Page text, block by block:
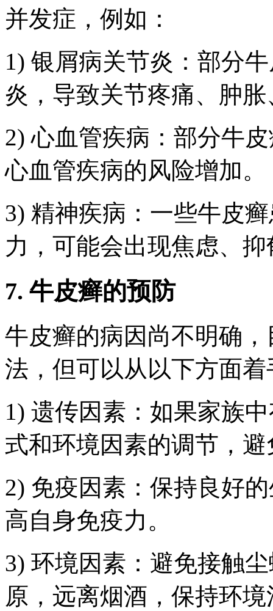
并发症，例如：
1) 银屑病关节炎：部分
炎，导致关节疼痛、肿
2) 心血管疾病：部分牛
心血管疾病的风险增加。
3) 精神疾病：一些牛皮
力，可能会出现焦虑、
7. 牛皮癣的预防
牛皮癣的病因尚不明确
法，但可以从以下方面着
1) 遗传因素：如果家族
式和环境因素的调节，
2) 免疫因素：保持良好
高自身免疫力。
3) 环境因素：避免接触
原，远离烟酒，保持环